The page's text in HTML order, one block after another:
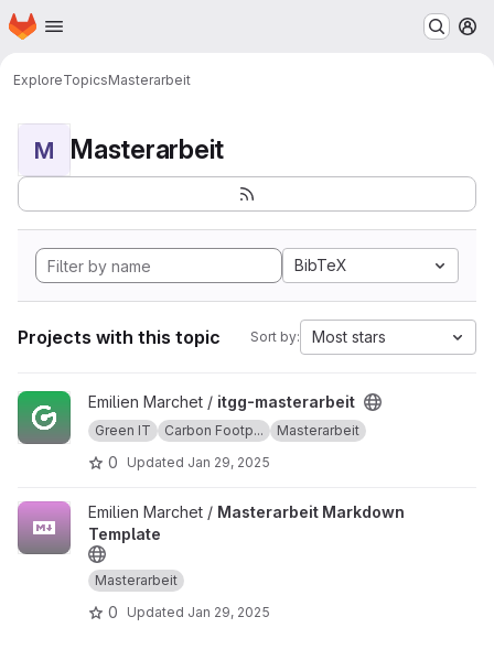
Skip to main content
Homepage
ExploreTopicsMasterarbeit
M Masterarbeit
BibTeX
Projects with this topic Sort by: Most stars
View itgg-masterarbeit project
Emilien Marchet / itgg-masterarbeit
Green IT Carbon Footp... Masterarbeit
0 Updated Jan 29, 2025
View Masterarbeit Markdown Template project
Emilien Marchet / Masterarbeit Markdown
Template
Masterarbeit
0 Updated Jan 29, 2025